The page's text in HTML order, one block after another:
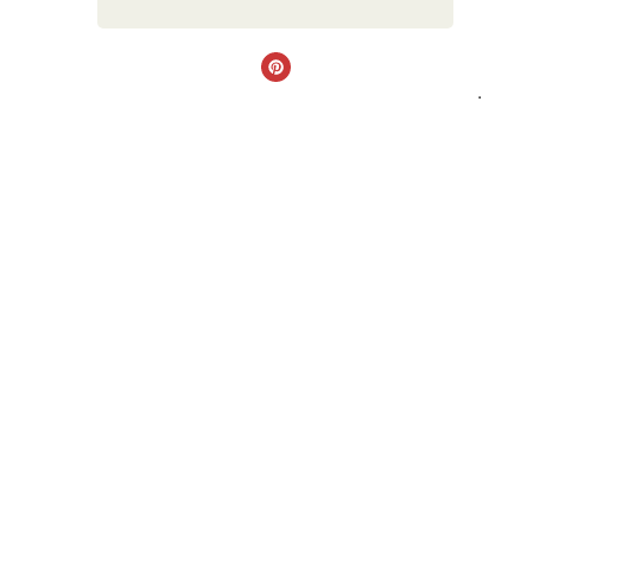
.